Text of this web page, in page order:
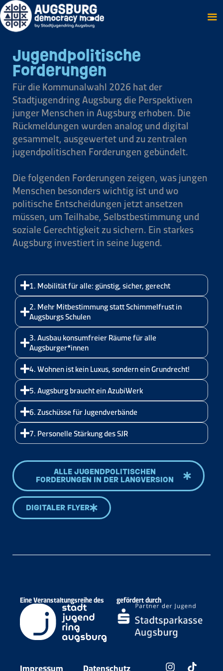
Skip
to
content
Jugendpolitische
Forderungen
Für die Kommunalwahl 2026 hat der
Stadtjugendring Augsburg die Perspektiven
junger Menschen in Augsburg erhoben. Die
Rückmeldungen wurden analog und digital
gesammelt, ausgewertet und zu zentralen
jugendpolitischen Forderungen gebündelt.
Die folgenden Forderungen zeigen, was jungen
Menschen besonders wichtig ist und wo
politische Entscheidungen jetzt ansetzen
müssen, um Teilhabe, Selbstbestimmung und
soziale Gerechtigkeit zu sichern. Ein starkes
Augsburg investiert in seine Jugend.
1. Mobilität für alle: günstig, sicher, gerecht
2. Mehr Mitbestimmung statt Schimmelfrust in
Augsburgs Schulen
3. Ausbau konsumfreier Räume für alle
Augsburger*innen
4. Wohnen ist kein Luxus, sondern ein Grundrecht!
5. Augsburg braucht ein AzubiWerk
6. Zuschüsse für Jugendverbände
7. Personelle Stärkung des SJR
ALLE JUGENDPOLITISCHEN
FORDERUNGEN IN DER LANGVERSION
DIGITALER FLYER
Eine Veranstaltungsreihe des gefördert durch
Impressum Datenschutz